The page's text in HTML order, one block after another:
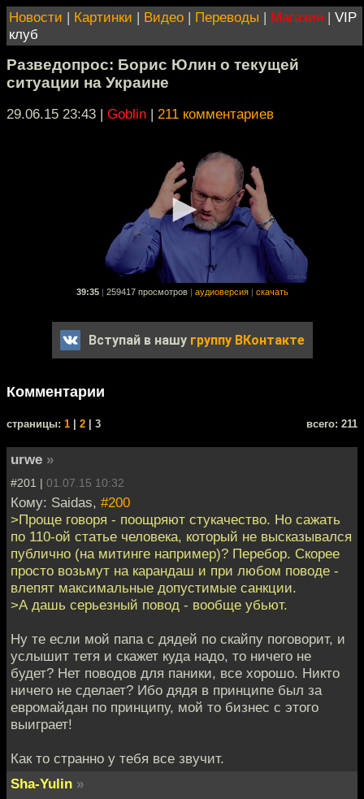
Новости | Картинки | Видео | Переводы | Магазин | VIP
клуб
Разведопрос: Борис Юлин о текущей
ситуации на Украине
29.06.15 23:43 | Goblin | 211 комментариев
39:35 259417 просмотров аудиоверсия скачать
Вступай в нашу группу ВКонтакте
Комментарии
cтраницы: 1 2 | 3 всего: 211
urwe »
#201 | 01.07.15 10:32
Кому: Saidas, #200
>Проще говоря - поощряют стукачество. Но сажать
по 110-ой статье человека, который не высказывался
публично (на митинге например)? Перебор. Скорее
просто возьмут на карандаш и при любом поводе -
влепят максимальные допустимые санкции.
>А дашь серьезный повод - вообще убьют.
Ну те если мой папа с дядей по скайпу поговорит, и
услышит тетя и скажет куда надо, то ничего не
будет? Нет поводов для паники, все хорошо. Никто
ничего не сделает? Ибо дядя в принципе был за
евромайдан по принципу, мой то бизнес с этого
выиграет!
Как то странно у тебя все звучит.
Sha-Yulin »